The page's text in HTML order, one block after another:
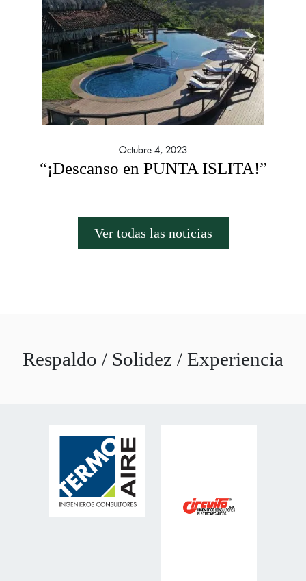
Octubre 4, 2023
“¡Descanso en PUNTA ISLITA!”
Ver todas las noticias
Respaldo / Solidez / Experiencia